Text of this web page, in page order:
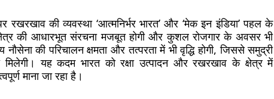
की व्यवस्था ‘आत्मनिर्भर भारत’ और ‘मेक इन इंडिया’ पहल के
की आधारभूत संरचना मजबूत होगी और कुशल रोजगार के अवसर भी
की परिचालन क्षमता और तत्परता में भी वृद्धि होगी, जिससे समुद्री
यह कदम भारत को रक्षा उत्पादन और रखरखाव के क्षेत्र में
माना जा रहा है।